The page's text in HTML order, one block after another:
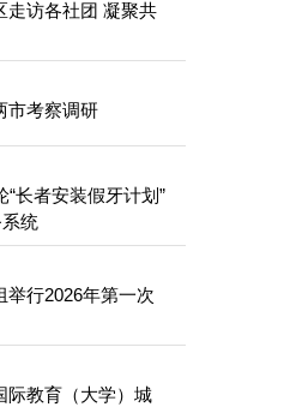
走访各社团 凝聚共
市考察调研
长者安装假牙计划”
统
举行2026年第一次
际教育（大学）城